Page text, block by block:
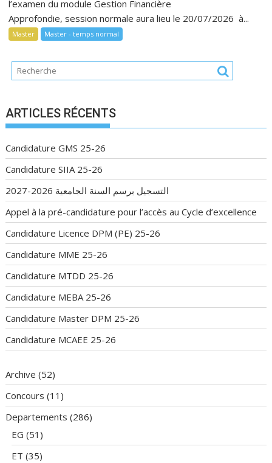
l’examen du module Gestion Financière
Approfondie, session normale aura lieu le 20/07/2026 à...
Master Master - temps normal
ARTICLES RÉCENTS
Candidature GMS 25-26
Candidature SIIA 25-26
التسجيل برسم السنة الجامعية 2026-2027
Appel à la pré-candidature pour l’accès au Cycle d’excellence
Candidature Licence DPM (PE) 25-26
Candidature MME 25-26
Candidature MTDD 25-26
Candidature MEBA 25-26
Candidature Master DPM 25-26
Candidature MCAEE 25-26
Archive (52)
Concours (11)
Departements (286)
EG (51)
ET (35)